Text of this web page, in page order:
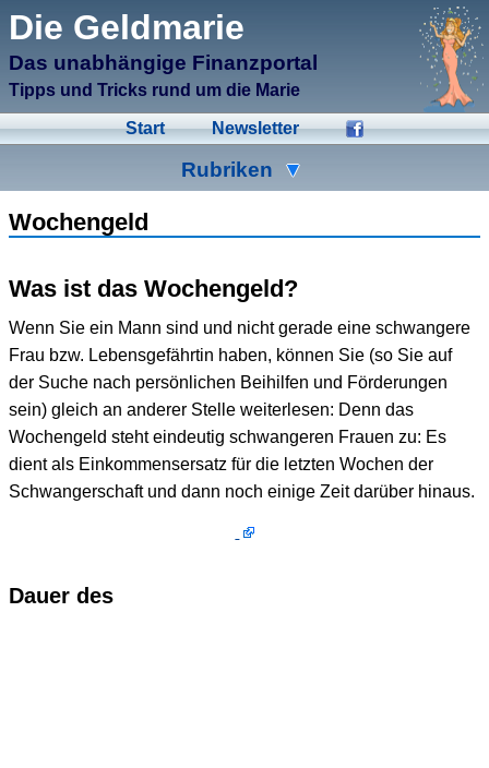
Die Geldmarie
Das unabhängige Finanzportal
Tipps und Tricks rund um die Marie
Start Newsletter
Rubriken
Energiesparen Fonds
Kleingeld Kredite Spartipps
Steuern Urlaub Versicherungen
Wertpapiere Wirtschaft
Wochengeld
Was ist das Wochengeld?
Wenn Sie ein Mann sind und nicht gerade eine schwangere
Frau bzw. Lebensgefährtin haben, können Sie (so Sie auf
der Suche nach persönlichen Beihilfen und Förderungen
sein) gleich an anderer Stelle weiterlesen: Denn das
Wochengeld steht eindeutig schwangeren Frauen zu: Es
dient als Einkommensersatz für die letzten Wochen der
Schwangerschaft und dann noch einige Zeit darüber hinaus.
Dauer des
μCMS α1.6
Validate HTML
Validate CSS
Check Links
Manage Files
↑E
↑C Create New Page